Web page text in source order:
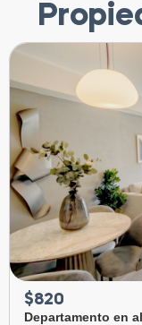
$820
Departamento en